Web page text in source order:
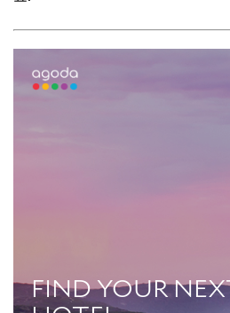
📌 지금 뜨는 꿀정보! 놓치지 마세요